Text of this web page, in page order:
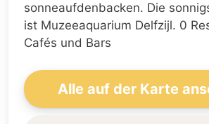
sonneaufdenbacken. Die
ist Muzeeaquarium Delfzijl. 0
Cafés und Bars
Alle auf der Karte